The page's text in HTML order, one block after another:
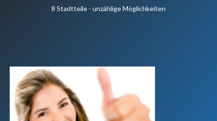
8 Stadtteile - unzählige Möglichkeiten